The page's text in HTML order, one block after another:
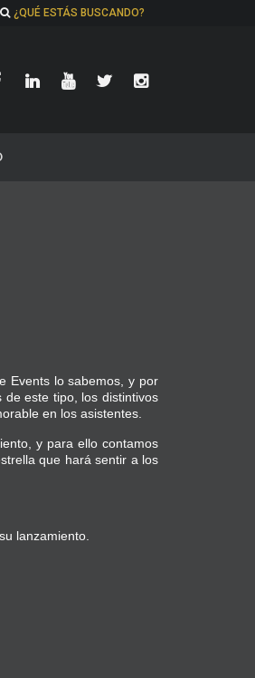
¿QUÉ ESTÁS BUSCANDO?
Events lo sabemos, y por
este tipo, los distintivos
en los asistentes.
y para ello contamos
que hará sentir a los
lanzamiento.